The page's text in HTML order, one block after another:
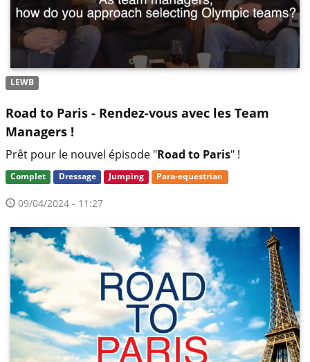
LEWB
Road to Paris - Rendez-vous avec les Team
Managers !
Prêt pour le nouvel épisode "Road to Paris" !
Complet Dressage Jumping Para-equestrian
09/04/2024 - 11:27